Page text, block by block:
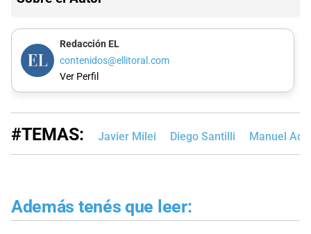
Redacción EL
contenidos@ellitoral.com
Ver Perfil
#TEMAS: Javier Milei Diego Santilli Manuel
Además tenés que leer: